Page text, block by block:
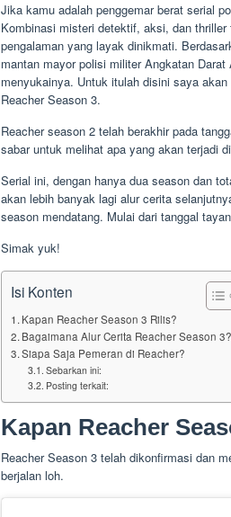
Jika kamu adalah penggemar berat serial
Kombinasi misteri detektif, aksi, dan
pengalaman yang layak dinikmati.
mantan mayor polisi militer Angkatan
menyukainya. Untuk itulah disini saya
Reacher Season 3.
Reacher season 2 telah berakhir pada
sabar untuk melihat apa yang akan terjadi
Serial ini, dengan hanya dua season dan
akan lebih banyak lagi alur cerita
season mendatang. Mulai dari tanggal
Simak yuk!
Isi Konten
Kapan Reacher Season 3 Rilis?
Bagaimana Alur Cerita Reacher Season
Siapa Saja Pemeran di Reacher?
Sebarkan ini:
Posting terkait:
Kapan Reacher
Reacher Season 3 telah dikonfirmasi dan
berjalan loh.